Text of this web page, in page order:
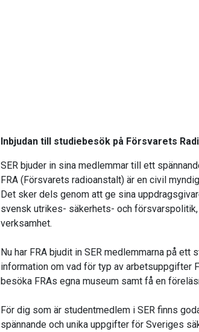
Inbjudan till studiebesök på Försvarets
SER bjuder in sina medlemmar till ett
FRA (Försvarets radioanstalt) är en civil
Det sker dels genom att ge sina
svensk utrikes- säkerhets- och
verksamhet.
Nu har FRA bjudit in SER medlemmarna på
information om vad för typ av arbetsuppgifter
besöka FRAs egna museum samt få en
För dig som är studentmedlem i SER finns
spännande och unika uppgifter för Sveriges